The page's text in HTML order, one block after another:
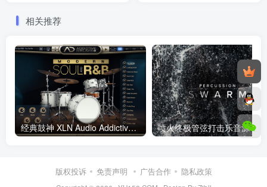
相关推荐
经典鼓神 XLN Audio Addictive Drums 2 Complete v2.2.5.6 WIN/MAC
版权投诉 免责声明 广告合作 隐私政策